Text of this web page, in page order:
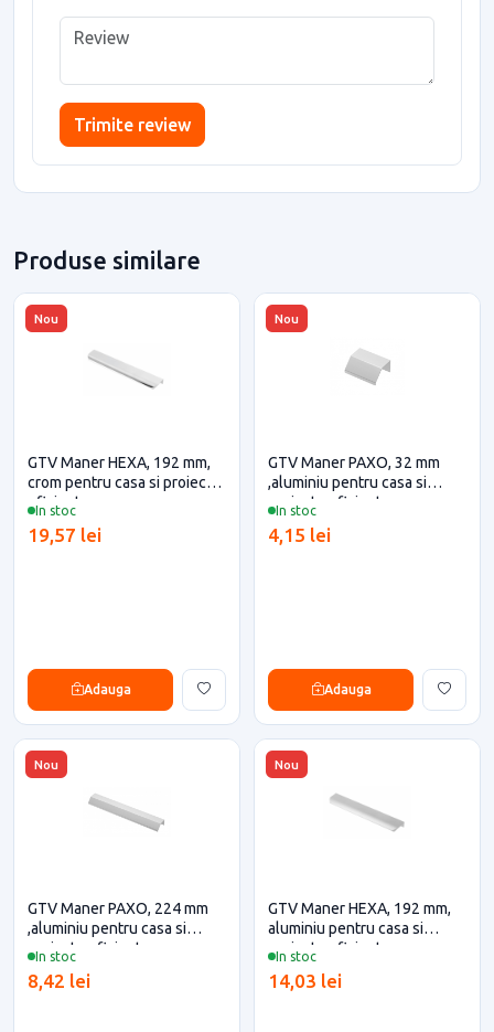
Trimite review
Produse similare
Nou
In stoc
GTV Maner HEXA, 192 mm,
crom pentru casa si proiecte
eficiente
19,57 lei
Adauga
Nou
In stoc
GTV Maner PAXO, 32 mm
,aluminiu pentru casa si
proiecte eficiente
4,15 lei
Adauga
Nou
In stoc
GTV Maner PAXO, 224 mm
,aluminiu pentru casa si
proiecte eficiente
8,42 lei
Nou
In stoc
GTV Maner HEXA, 192 mm,
aluminiu pentru casa si
proiecte eficiente
14,03 lei